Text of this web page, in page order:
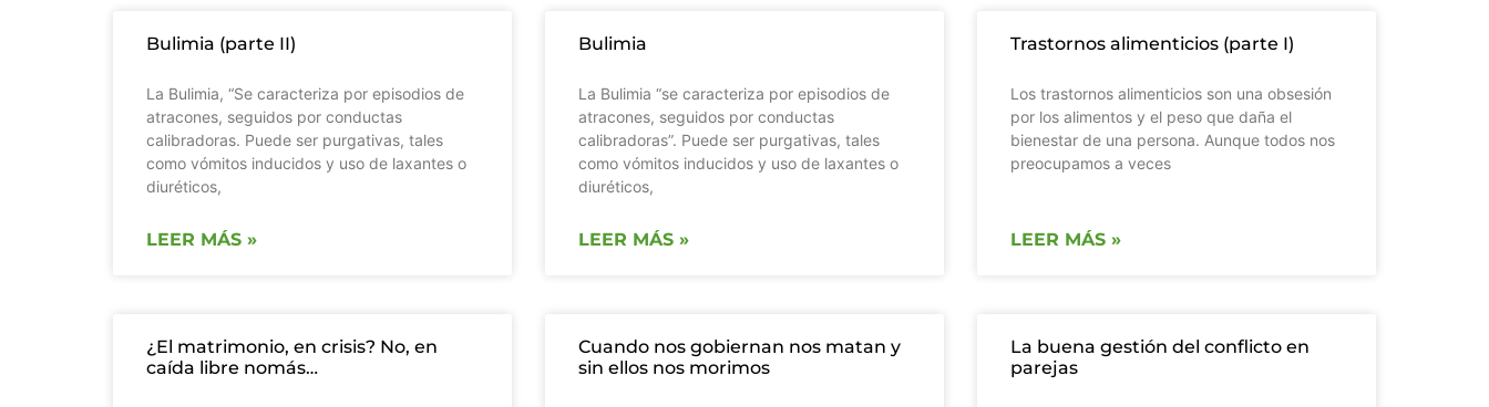
Bulimia (parte II)
La Bulimia, “Se caracteriza por episodios de
atracones, seguidos por conductas
calibradoras. Puede ser purgativas, tales
como vómitos inducidos y uso de laxantes o
diuréticos,
LEER MÁS »
Bulimia
La Bulimia “se caracteriza por episodios de
atracones, seguidos por conductas
calibradoras”. Puede ser purgativas, tales
como vómitos inducidos y uso de laxantes o
diuréticos,
LEER MÁS »
Trastornos alimenticios (parte I)
Los trastornos alimenticios son una obsesión
por los alimentos y el peso que daña el
bienestar de una persona. Aunque todos nos
preocupamos a veces
LEER MÁS »
¿El matrimonio, en crisis? No, en
caída libre nomás…
Cuando nos gobiernan nos matan y
sin ellos nos morimos
La buena gestión del conflicto en
parejas